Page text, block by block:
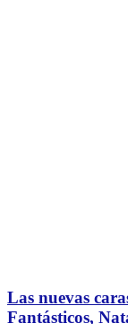
Las nuevas
Fantásticos,